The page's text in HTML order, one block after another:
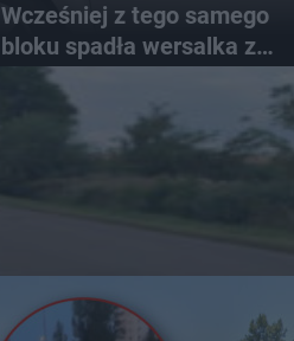
Wcześniej z tego samego
bloku spadła wersalka z
pościelą